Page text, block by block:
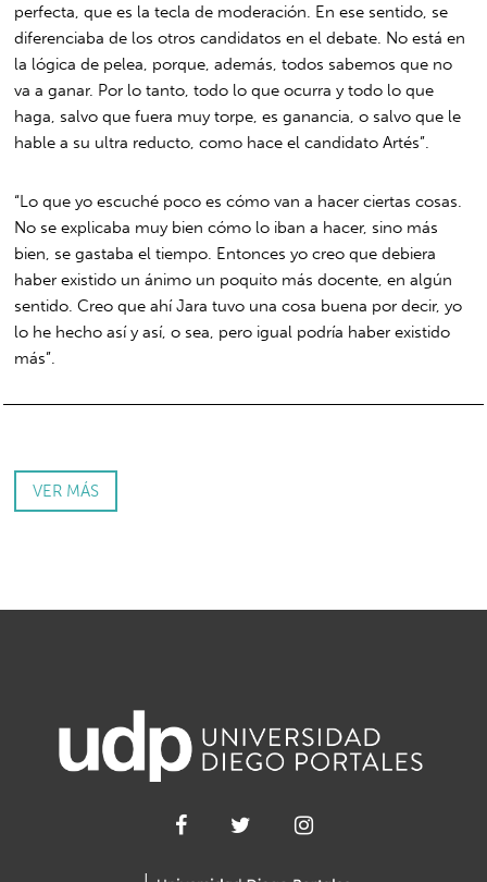
perfecta, que es la tecla de moderación. En ese sentido, se
diferenciaba de los otros candidatos en el debate. No está en
la lógica de pelea, porque, además, todos sabemos que no
va a ganar. Por lo tanto, todo lo que ocurra y todo lo que
haga, salvo que fuera muy torpe, es ganancia, o salvo que le
hable a su ultra reducto, como hace el candidato Artés”.
“Lo que yo escuché poco es cómo van a hacer ciertas cosas.
No se explicaba muy bien cómo lo iban a hacer, sino más
bien, se gastaba el tiempo. Entonces yo creo que debiera
haber existido un ánimo un poquito más docente, en algún
sentido. Creo que ahí Jara tuvo una cosa buena por decir, yo
lo he hecho así y así, o sea, pero igual podría haber existido
más”.
VER MÁS